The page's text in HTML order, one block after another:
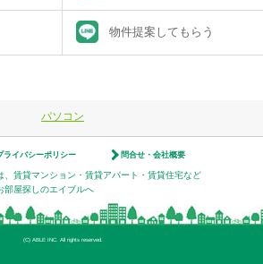
物件提案してもらう
パソコン
ライバシーポリシー 問合せ・会社概要
、賃貸マンション・賃貸アパート・賃貸住宅など
部屋探しのエイブルへ
(C) ABLE INC. All rights reserved.